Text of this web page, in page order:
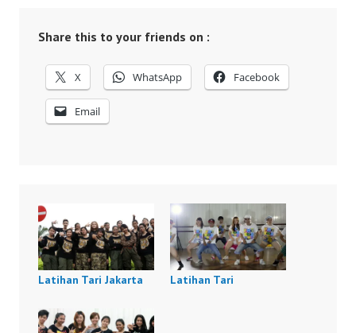
Share this to your friends on :
X WhatsApp Facebook
Email
Latihan Tari Jakarta Latihan Tari